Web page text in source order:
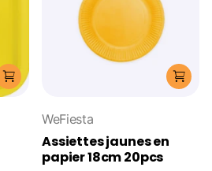
WeFiesta
Assiettes jaunes en
papier 18cm 20pcs